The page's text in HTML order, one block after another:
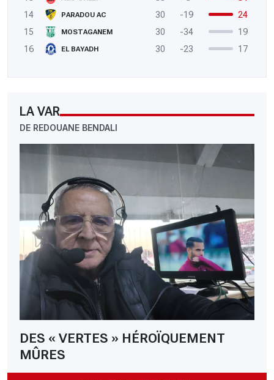
14
PARADOU AC 30 -19
24
15
MOSTAGANEM 30 -34
19
16
EL BAYADH 30 -23 17
LA VAR
DE REDOUANE BENDALI
DES « VERTES » HÉROÏQUEMENT
MÛRES